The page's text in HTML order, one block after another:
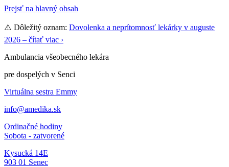
Prejsť na hlavný obsah
⚠️ Dôležitý oznam: Dovolenka a neprítomnosť lekárky v auguste
2026 – čítať viac ›
Ambulancia všeobecného lekára
pre dospelých v Senci
Virtuálna sestra Emmy
info@amedika.sk
Ordinačné hodiny
Sobota - zatvorené
Kysucká 14E
903 01 Senec